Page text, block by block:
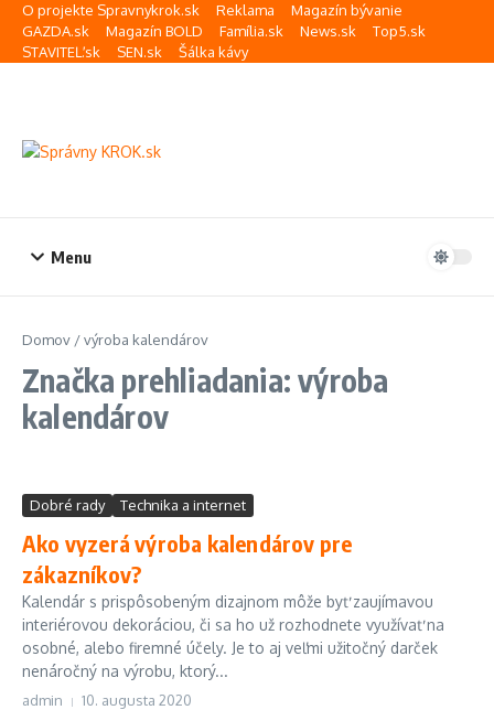
Preskočiť na obsah
O projekte Spravnykrok.sk Reklama
Magazín bývanie
GAZDA.sk
Magazín BOLD Família.sk News.sk
Top5.sk
STAVITEĽ.sk
SEN.sk Šálka kávy
Menu
Domov /výroba kalendárov
Značka prehliadania: výroba
kalendárov
Dobré rady Technika a internet
Ako vyzerá výroba kalendárov pre
zákazníkov?
Kalendár s prispôsobeným dizajnom môže byť zaujímavou
interiérovou dekoráciou, či sa ho už rozhodnete využívať na
osobné, alebo firemné účely. Je to aj veľmi užitočný darček
nenáročný na výrobu, ktorý...
admin 10. augusta 2020